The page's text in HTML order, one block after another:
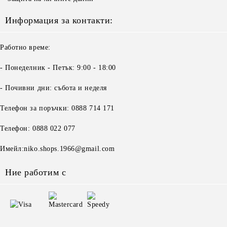
Информация за контакти:
Работно време:
- Понеделник - Петък: 9:00 - 18:00
- Почивни дни: събота и неделя
Телефон за поръчки: 0888 714 171
Телефон: 0888 022 077
Имейл:niko.shops.1966@gmail.com
Ние работим с